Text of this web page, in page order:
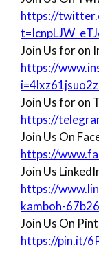
https://
Join Us for on
https://
Join Us for on
https://
Join Us On
https://
Join Us
https://
kamboh-
Join Us On
https://pin.it/